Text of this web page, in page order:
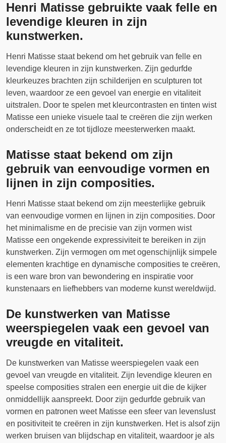
Henri Matisse gebruikte vaak felle en
levendige kleuren in zijn
kunstwerken.
Henri Matisse staat bekend om het gebruik van felle en
levendige kleuren in zijn kunstwerken. Zijn gedurfde
kleurkeuzes brachten zijn schilderijen en sculpturen tot
leven, waardoor ze een gevoel van energie en vitaliteit
uitstralen. Door te spelen met kleurcontrasten en tinten wist
Matisse een unieke visuele taal te creëren die zijn werken
onderscheidt en ze tot tijdloze meesterwerken maakt.
Matisse staat bekend om zijn
gebruik van eenvoudige vormen en
lijnen in zijn composities.
Henri Matisse staat bekend om zijn meesterlijke gebruik
van eenvoudige vormen en lijnen in zijn composities. Door
het minimalisme en de precisie van zijn vormen wist
Matisse een ongekende expressiviteit te bereiken in zijn
kunstwerken. Zijn vermogen om met ogenschijnlijk simpele
elementen krachtige en dynamische composities te creëren,
is een ware bron van bewondering en inspiratie voor
kunstenaars en liefhebbers van moderne kunst wereldwijd.
De kunstwerken van Matisse
weerspiegelen vaak een gevoel van
vreugde en vitaliteit.
De kunstwerken van Matisse weerspiegelen vaak een
gevoel van vreugde en vitaliteit. Zijn levendige kleuren en
speelse composities stralen een energie uit die de kijker
onmiddellijk aanspreekt. Door zijn gedurfde gebruik van
vormen en patronen weet Matisse een sfeer van levenslust
en positiviteit te creëren in zijn kunstwerken. Het is alsof zijn
werken bruisen van blijdschap en vitaliteit, waardoor je als